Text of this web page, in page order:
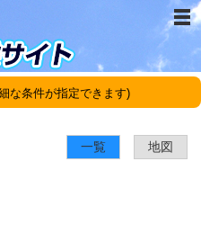
な条件が指定できます)
地図
一覧